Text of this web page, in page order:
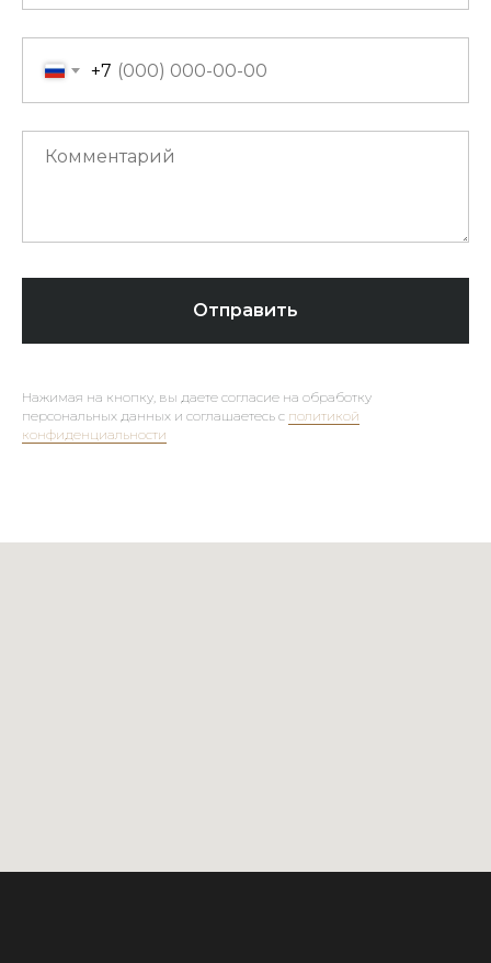
+7
Отправить
Нажимая на кнопку, вы даете согласие на обработку
персональных данных и соглашаетесь c политикой
конфиденциальности